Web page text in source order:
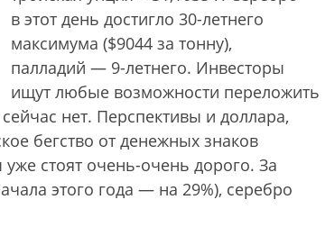
в этот день достигло 30-летнего
максимума ($9044 за тонну),
палладий — 9-летнего. Инвесторы
ищут любые возможности переложить
нет. Перспективы и доллара,
бегство от денежных знаков
стоят очень-очень дорого. За
этого года — на 29%), серебро